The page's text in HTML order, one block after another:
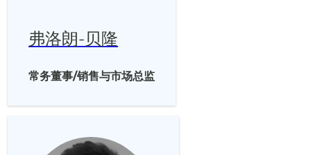
弗洛朗-贝隆
常务董事/销售与市场总监